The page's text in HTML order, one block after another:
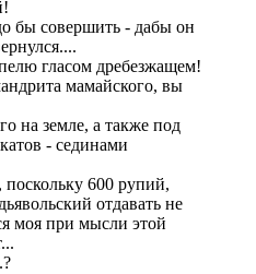
бы совершить - дабы он
гласом дребезжащем!
мамайского, вы
на земле, а также под
- сединами
поскольку 600 рупий,
отдавать не
моя при мысли этой